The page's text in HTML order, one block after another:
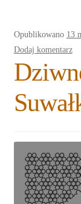
Plan na lata 2020-
O nas
Stowarzyszenie
Publikacje
Sklep
Opublikowano 13
Dodaj komentarz